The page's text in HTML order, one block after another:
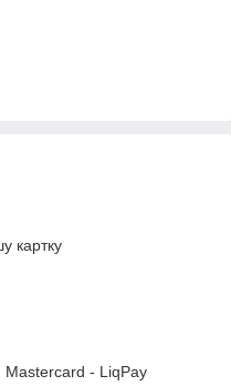
картку
Mastercard - LiqPay